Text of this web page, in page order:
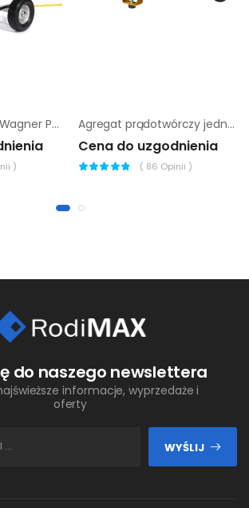
Agregat malarski Wagner ProSpray PS 3.31
)
Agregat prądotwórczy jednofazowy Benza ES-5000-N
Cena do uzgodnienia
( 86 Opinii )
do naszego newslettera
informacje, wyprzedaże i
oferty
WYŚLIJ